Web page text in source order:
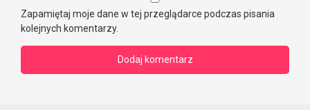
Zapamiętaj moje dane w tej przeglądarce podczas pisania
kolejnych komentarzy.